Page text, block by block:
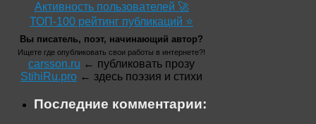
Активность пользователей 🚀
ТОП-100 рейтинг публикаций ⭐
Вы писатель, поэт, начинающий автор?
Ищете где опубликовать свои работы в интернете?!
carsson.ru ← публиковать прозу
StihiRu.pro ← здесь поэзия и стихи
Последние комментарии: